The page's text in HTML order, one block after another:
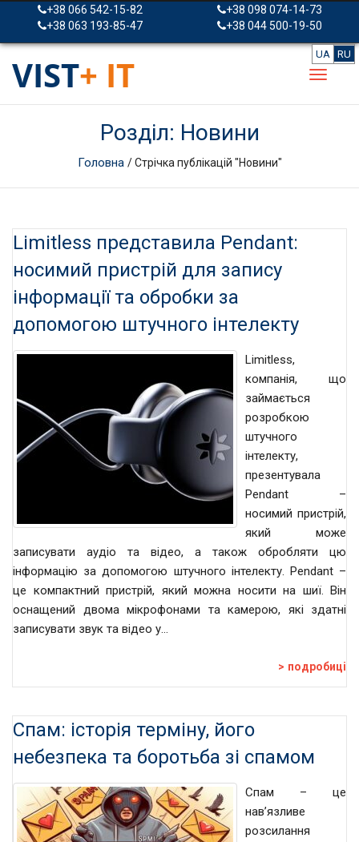
+38 066 542-15-82
+38 098 074-14-73
+38 063 193-85-47
+38 044 500-19-50
UA RU
VIST+ IT
Розділ: Новини
Головна / Стрічка публікацій "Новини"
Limitless представила Pendant:
носимий пристрій для запису
інформації та обробки за
допомогою штучного інтелекту
Limitless,
компанія, що
займається
розробкою
штучного
інтелекту,
презентувала
Pendant –
носимий пристрій,
який може
записувати аудіо та відео, а також обробляти цю
інформацію за допомогою штучного інтелекту. Pendant –
це компактний пристрій, який можна носити на шиї. Він
оснащений двома мікрофонами та камерою, які здатні
записувати звук та відео у…
подробиці
Спам: історія терміну, його
небезпека та боротьба зі спамом
Спам – це
нав’язливе
розсилання